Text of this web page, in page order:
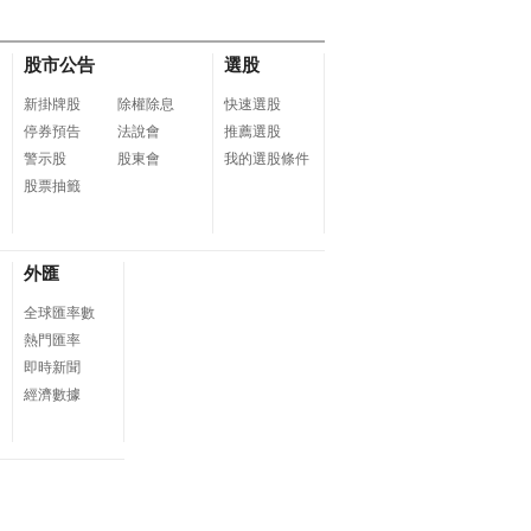
股市公告
新掛牌股
停券預告
警示股
股票抽籤
除權除息
法說會
股東會
選股
快速選股
推薦選股
我的選股條件
外匯
全球匯率數
熱門匯率
即時新聞
經濟數據